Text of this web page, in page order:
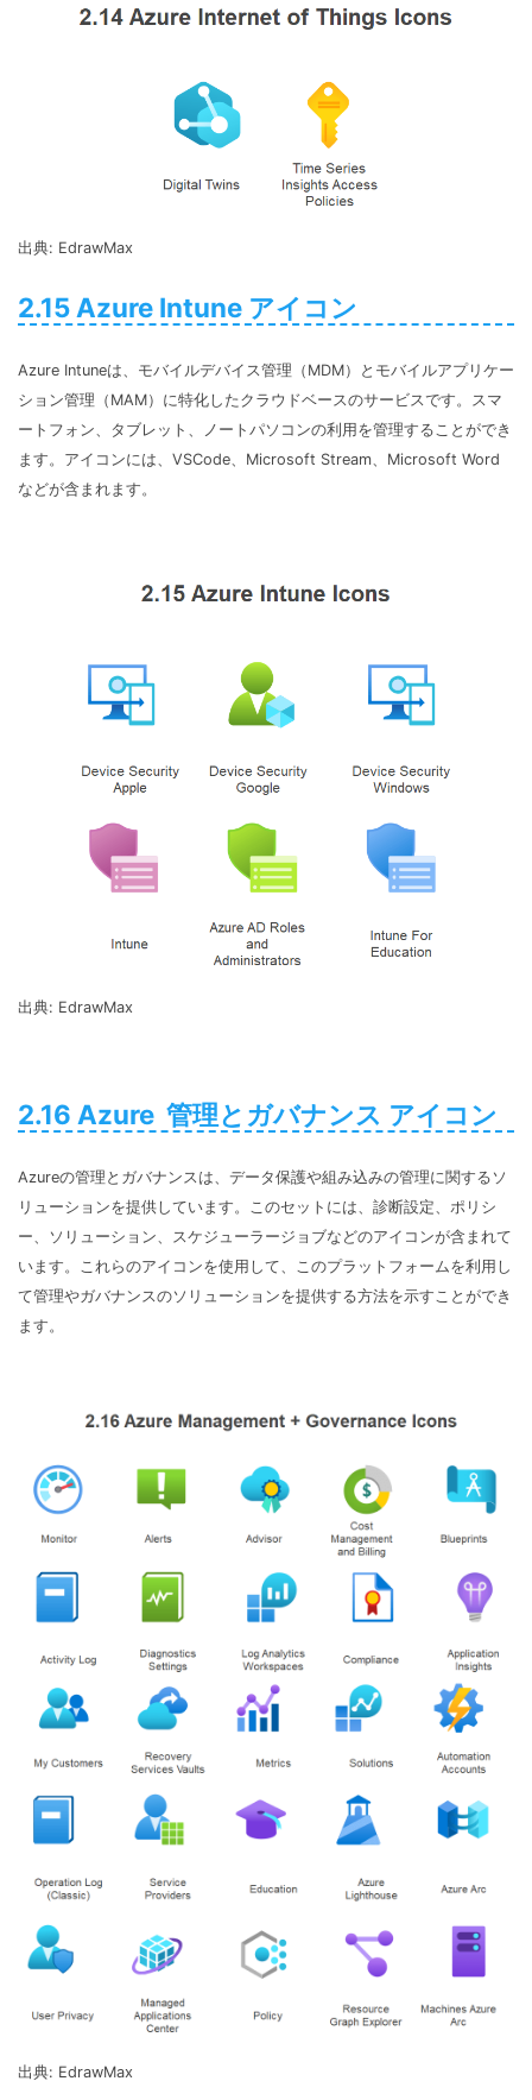
出典: EdrawMax
2.15 Azure Intune アイコン
Azure Intuneは、モバイルデバイス管理（MDM）とモバイルアプリケー
ション管理（MAM）に特化したクラウドベースのサービスです。スマ
ートフォン、タブレット、ノートパソコンの利用を管理することができ
ます。アイコンには、VSCode、Microsoft Stream、Microsoft Word
などが含まれます。
出典: EdrawMax
2.16 Azure 管理とガバナンス アイコン
Azureの管理とガバナンスは、データ保護や組み込みの管理に関するソ
リューションを提供しています。このセットには、診断設定、ポリシ
ー、ソリューション、スケジューラージョブなどのアイコンが含まれて
います。これらのアイコンを使用して、このプラットフォームを利用し
て管理やガバナンスのソリューションを提供する方法を示すことができ
ます。
出典: EdrawMax